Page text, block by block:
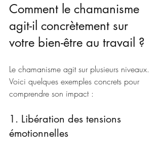
Comment le chamanisme
agit-il concrètement sur
votre bien-être au travail ?
Le chamanisme agit sur plusieurs niveaux.
Voici quelques exemples concrets pour
comprendre son impact :
1. Libération des tensions
émotionnelles